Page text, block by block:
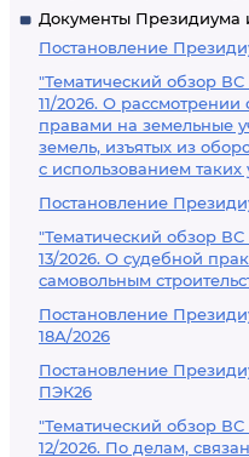
Документы
Постановление
"Тематический обзор
11/2026. О
правами на земельные
земель, изъятых из
с использованием таких
Постановление
"Тематический обзор
13/2026. О судебной
самовольным
Постановление
18А/2026
Постановление
ПЭК26
"Тематический обзор
12/2026. По делам,